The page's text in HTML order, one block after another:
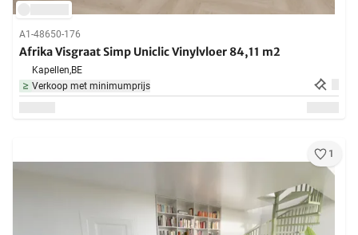
A1-48650-176
Afrika Visgraat Simp Uniclic Vinylvloer 84,11 m2
Kapellen,BE
Verkoop met minimumprijs
1